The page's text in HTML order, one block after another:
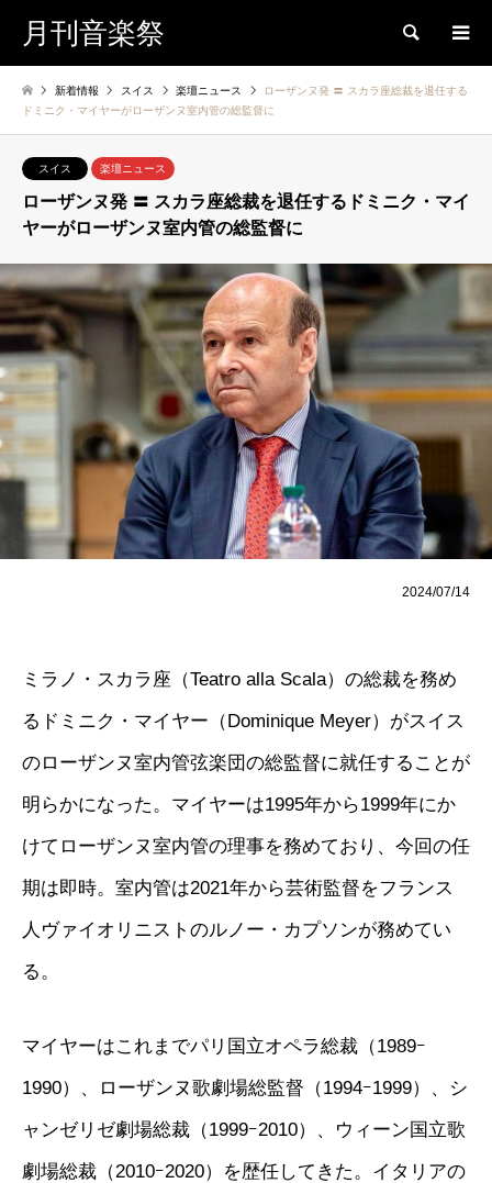
月刊音楽祭 検索
新着情報 スイス 楽壇ニュース
ローザンヌ発 〓 スカラ座総裁を退任する
ドミニク・マイヤーがローザンヌ室内管の総監督に
スイス 楽壇ニュース
ローザンヌ発 〓 スカラ座総裁を退任するドミニク・マイ
ヤーがローザンヌ室内管の総監督に
2024/07/14
ミラノ・スカラ座（Teatro alla Scala）の総裁を務め
るドミニク・マイヤー（Dominique Meyer）がスイス
のローザンヌ室内管弦楽団の総監督に就任することが
明らかになった。マイヤーは1995年から1999年にか
けてローザンヌ室内管の理事を務めており、今回の任
期は即時。室内管は2021年から芸術監督をフランス
人ヴァイオリニストのルノー・カプソンが務めてい
る。
マイヤーはこれまでパリ国立オペラ総裁（1989ｰ
1990）、ローザンヌ歌劇場総監督（1994ｰ1999）、シ
ャンゼリゼ劇場総裁（1999ｰ2010）、ウィーン国立歌
劇場総裁（2010ｰ2020）を歴任してきた。イタリアの